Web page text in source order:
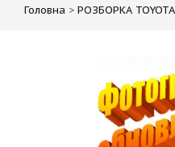
Головна > РОЗБОРКА TOYOTA